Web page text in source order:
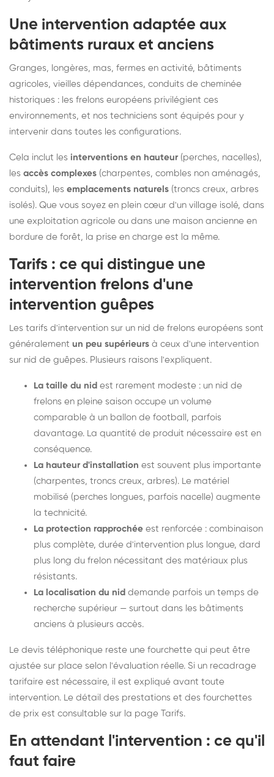
Une intervention adaptée aux
bâtiments ruraux et anciens
Granges, longères, mas, fermes en activité, bâtiments
agricoles, vieilles dépendances, conduits de cheminée
historiques : les frelons européens privilégient ces
environnements, et nos techniciens sont équipés pour y
intervenir dans toutes les configurations.
Cela inclut les interventions en hauteur (perches, nacelles),
les accès complexes (charpentes, combles non aménagés,
conduits), les emplacements naturels (troncs creux, arbres
isolés). Que vous soyez en plein cœur d'un village isolé, dans
une exploitation agricole ou dans une maison ancienne en
bordure de forêt, la prise en charge est la même.
Tarifs : ce qui distingue une
intervention frelons d'une
intervention guêpes
Les tarifs d'intervention sur un nid de frelons européens sont
généralement un peu supérieurs à ceux d'une intervention
sur nid de guêpes. Plusieurs raisons l'expliquent.
La taille du nid est rarement modeste : un nid de
frelons en pleine saison occupe un volume
comparable à un ballon de football, parfois
davantage. La quantité de produit nécessaire est en
conséquence.
La hauteur d'installation est souvent plus importante
(charpentes, troncs creux, arbres). Le matériel
mobilisé (perches longues, parfois nacelle) augmente
la technicité.
La protection rapprochée est renforcée : combinaison
plus complète, durée d'intervention plus longue, dard
plus long du frelon nécessitant des matériaux plus
résistants.
La localisation du nid demande parfois un temps de
recherche supérieur — surtout dans les bâtiments
anciens à plusieurs accès.
Le devis téléphonique reste une fourchette qui peut être
ajustée sur place selon l'évaluation réelle. Si un recadrage
tarifaire est nécessaire, il est expliqué avant toute
intervention. Le détail des prestations et des fourchettes
de prix est consultable sur la page Tarifs.
En attendant l'intervention : ce qu'il
faut faire